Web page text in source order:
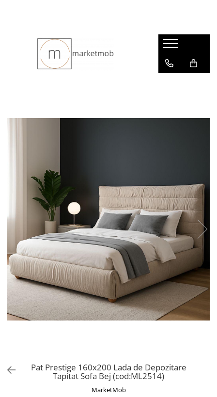
Pat Prestige 160x200 Lada de Depozitare
Tapitat Sofa Bej (cod:ML2514)
MarketMob